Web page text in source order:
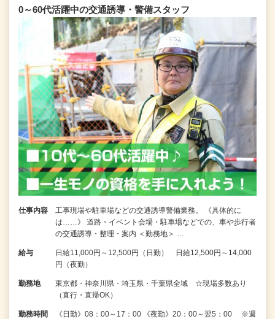
0～60代活躍中の交通誘導・警備スタッフ
仕事内容
工事現場や駐車場などの交通誘導警備業務。 《具体的に
は……》 道路・イベント会場・駐車場などでの、車や歩行者
の交通誘導・整理・案内 ＜勤務地＞ …
給与
日給11,000円～12,500円（日勤） 日給12,500円～14,000
円（夜勤）
勤務地
東京都・神奈川県・埼玉県・千葉県全域 ☆現場多数あり
（直行・直帰OK）
勤務時間
《日勤》08：00～17：00 《夜勤》20：00～翌5：00 ※週